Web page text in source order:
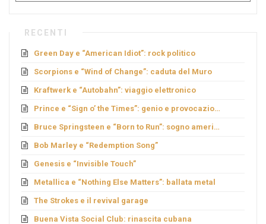
RECENTI
Green Day e “American Idiot”: rock politico
Scorpions e “Wind of Change”: caduta del Muro
Kraftwerk e “Autobahn”: viaggio elettronico
Prince e “Sign o’ the Times”: genio e provocazione
Bruce Springsteen e “Born to Run”: sogno americano
Bob Marley e “Redemption Song”
Genesis e “Invisible Touch”
Metallica e “Nothing Else Matters”: ballata metal
The Strokes e il revival garage
Buena Vista Social Club: rinascita cubana